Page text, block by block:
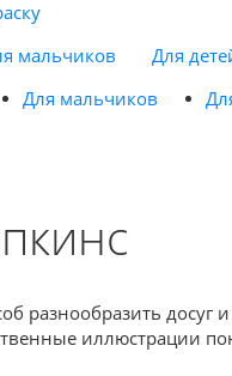
мальчиков
Для
Для мальчиков
разнообразить досуг
иллюстрации